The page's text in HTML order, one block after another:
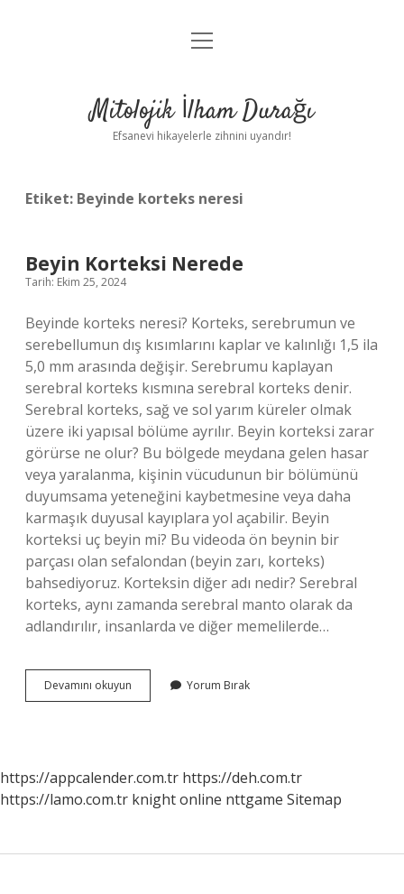
Anasayfa
Yasal Uyarı
menüyü
Mitolojik İlham Durağı
Efsanevi hikayelerle zihnini uyandır!
Etiket: Beyinde korteks neresi
Beyin Korteksi Nerede
Tarih: Ekim 25, 2024
Beyinde korteks neresi? Korteks, serebrumun ve
serebellumun dış kısımlarını kaplar ve kalınlığı 1,5 ila
5,0 mm arasında değişir. Serebrumu kaplayan
serebral korteks kısmına serebral korteks denir.
Serebral korteks, sağ ve sol yarım küreler olmak
üzere iki yapısal bölüme ayrılır. Beyin korteksi zarar
görürse ne olur? Bu bölgede meydana gelen hasar
veya yaralanma, kişinin vücudunun bir bölümünü
duyumsama yeteneğini kaybetmesine veya daha
karmaşık duyusal kayıplara yol açabilir. Beyin
korteksi uç beyin mi? Bu videoda ön beynin bir
parçası olan sefalondan (beyin zarı, korteks)
bahsediyoruz. Korteksin diğer adı nedir? Serebral
korteks, aynı zamanda serebral manto olarak da
adlandırılır, insanlarda ve diğer memelilerde…
Devamını okuyun
Korteksi
Yorum Bırak
https://appcalender.com.tr https://deh.com.tr
https://lamo.com.tr knight online nttgame Sitemap